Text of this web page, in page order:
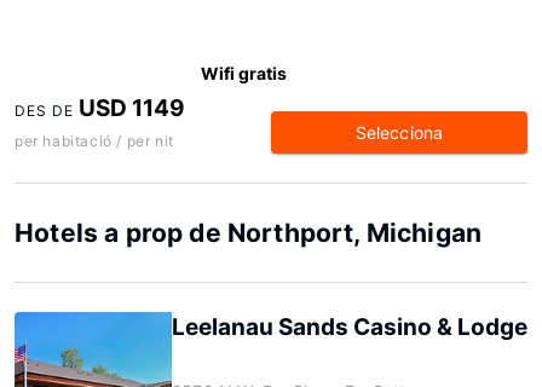
Wifi gratis
DES DE USD 1149
per habitació / per nit Selecciona
Hotels a prop de Northport, Michigan
Leelanau Sands Casino & Lodge